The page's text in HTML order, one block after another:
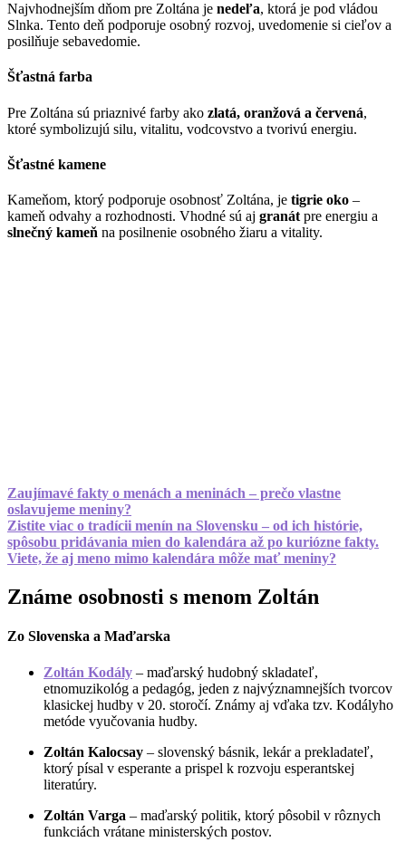
Najvhodnejším dňom pre Zoltána je nedeľa, ktorá je pod vládou
Slnka. Tento deň podporuje osobný rozvoj, uvedomenie si cieľov a
posilňuje sebavedomie.
Šťastná farba
Pre Zoltána sú priaznivé farby ako zlatá, oranžová a červená,
ktoré symbolizujú silu, vitalitu, vodcovstvo a tvorivú energiu.
Šťastné kamene
Kameňom, ktorý podporuje osobnosť Zoltána, je tigrie oko –
kameň odvahy a rozhodnosti. Vhodné sú aj granát pre energiu a
slnečný kameň na posilnenie osobného žiaru a vitality.
Zaujímavé fakty o menách a meninách – prečo vlastne
oslavujeme meniny?
Zistite viac o tradícii menín na Slovensku – od ich histórie,
spôsobu pridávania mien do kalendára až po kuriózne fakty.
Viete, že aj meno mimo kalendára môže mať meniny?
Známe osobnosti s menom Zoltán
Zo Slovenska a Maďarska
Zoltán Kodály – maďarský hudobný skladateľ,
etnomuzikológ a pedagóg, jeden z najvýznamnejších tvorcov
klasickej hudby v 20. storočí. Známy aj vďaka tzv. Kodályho
metóde vyučovania hudby.
Zoltán Kalocsay – slovenský básnik, lekár a prekladateľ,
ktorý písal v esperante a prispel k rozvoju esperantskej
literatúry.
Zoltán Varga – maďarský politik, ktorý pôsobil v rôznych
funkciách vrátane ministerských postov.